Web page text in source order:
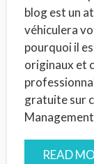
blog est un
véhiculera
pourquoi il
originaux et
gratuite sur
READ